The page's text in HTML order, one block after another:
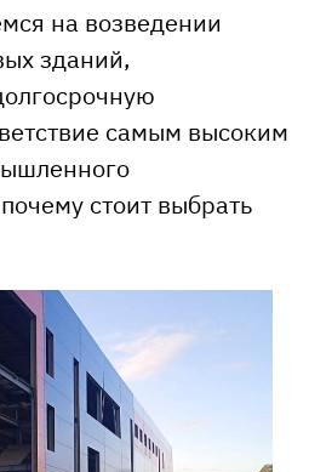
на возведении
зданий,
самым высоким
стоит выбрать